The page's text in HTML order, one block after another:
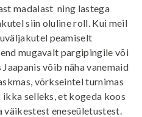
madalast ning lastega
siin oluline roll. Kui meil
peamiselt
mugavalt pargipingile või
võib näha vanemaid
võrkseintel turnimas
selleks, et kogeda koos
eneseületustest.